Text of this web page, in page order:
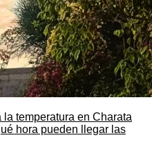
la temperatura en Charata
hora pueden llegar las